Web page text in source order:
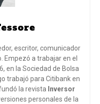
escritor, comunicador
Empezó a trabajar en el
en la Sociedad de Bolsa
trabajó para Citibank en
la revista Inversor
personales de la